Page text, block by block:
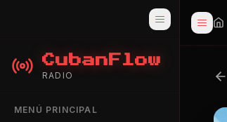
CubanFlow
RADIO
MENÚ PRINCIPAL